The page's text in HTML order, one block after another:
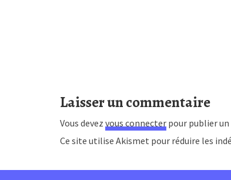
Laisser un commentaire
Vous devez vous connecter pour publier
Ce site utilise Akismet pour réduire les